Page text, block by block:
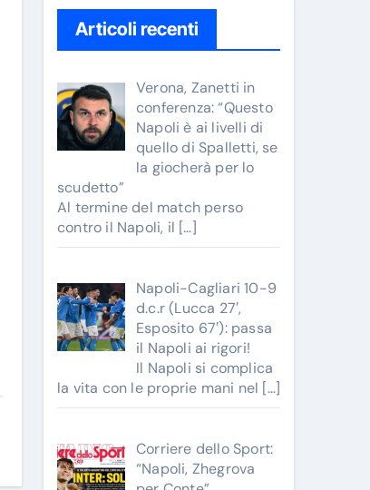
Articoli recenti
Verona, Zanetti in
conferenza: “Questo
Napoli è ai livelli di
quello di Spalletti, se
la giocherà per lo
scudetto”
Al termine del match perso
contro il Napoli, il […]
Napoli-Cagliari 10-9
d.c.r (Lucca 27′,
Esposito 67′): passa
il Napoli ai rigori!
Il Napoli si complica
la vita con le proprie mani nel […]
Corriere dello Sport:
“Napoli, Zhegrova